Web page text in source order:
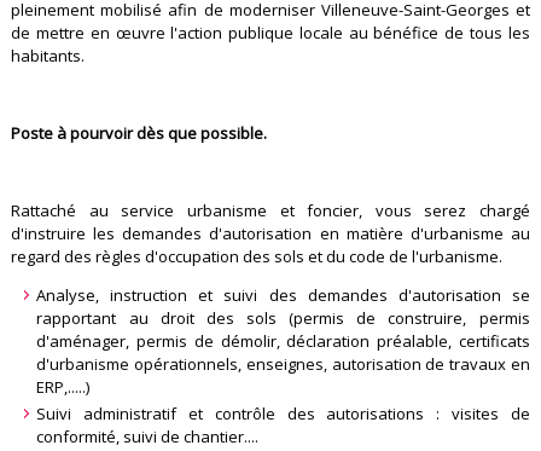
pleinement mobilisé afin de moderniser Villeneuve-Saint-Georges et
de mettre en œuvre l'action publique locale au bénéfice de tous les
habitants.
Poste à pourvoir dès que possible.
Rattaché au service urbanisme et foncier, vous serez chargé
d'instruire les demandes d'autorisation en matière d'urbanisme au
regard des règles d'occupation des sols et du code de l'urbanisme.
Analyse, instruction et suivi des demandes d'autorisation se
rapportant au droit des sols (permis de construire, permis
d'aménager, permis de démolir, déclaration préalable, certificats
d'urbanisme opérationnels, enseignes, autorisation de travaux en
ERP,.....)
Suivi administratif et contrôle des autorisations : visites de
conformité, suivi de chantier....